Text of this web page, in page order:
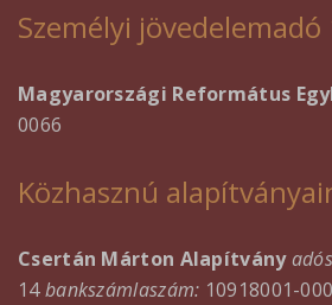
Személyi jövedelemadó
Magyarországi Református
0066
Közhasznú
Csertán Márton Alapítvány
14bankszámlaszám: 10918001-